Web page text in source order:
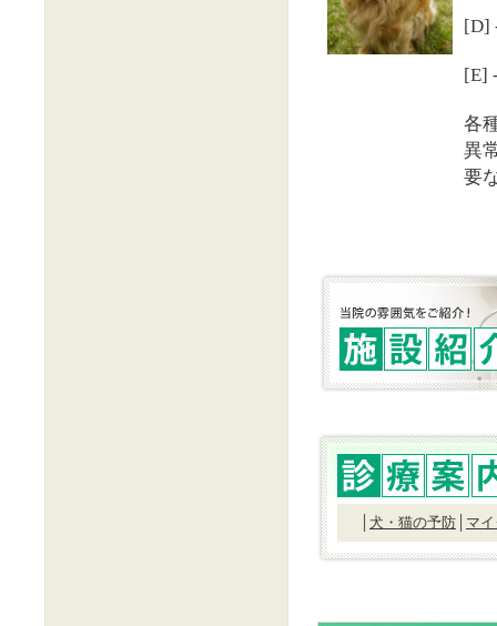
[D]
[E]
各
異
要
犬・猫の予防 マ